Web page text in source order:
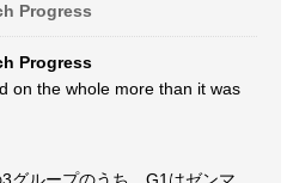
Progress
Progress
on the whole more than it was